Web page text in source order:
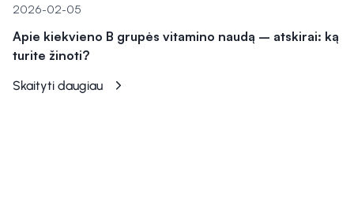
2026-02-05
Apie kiekvieno B grupės vitamino naudą – atskirai: ką
turite žinoti?
Skaityti daugiau